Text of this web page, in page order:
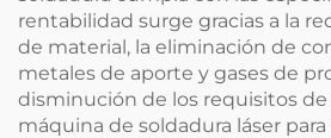
rentabilidad surge gracias a la
de material, la eliminación de
metales de aporte y gases de
disminución de los requisitos de
máquina de soldadura láser